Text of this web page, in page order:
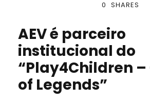
0 SHARES
AEV é parceiro
institucional do
“Play4Children –
of Legends”